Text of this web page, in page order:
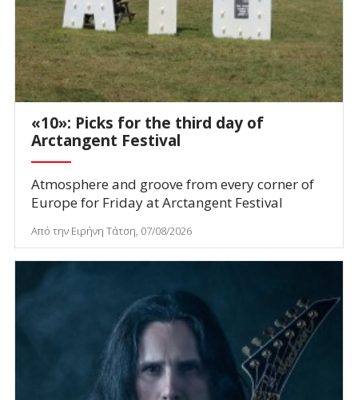
«10»: Picks for the third day of
Arctangent Festival
Atmosphere and groove from every corner of
Europe for Friday at Arctangent Festival
Από την Ειρήνη Τάτση, 07/08/2026